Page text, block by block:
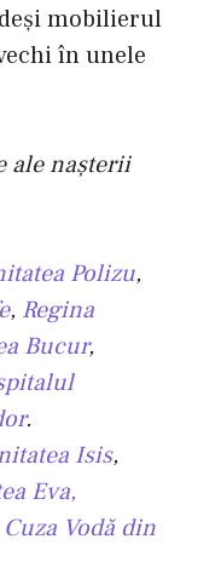
mobilierul
în unele
ale naşterii
Polizu,
, Regina
Bucur,
.
Isis,
Eva,
Vodă din